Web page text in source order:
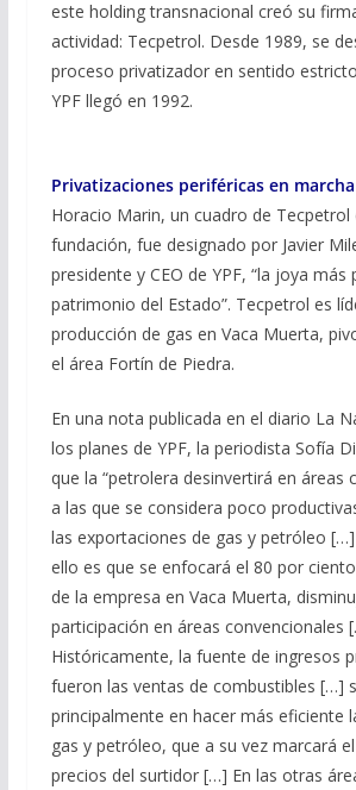
este holding transnacional creó su
actividad: Tecpetrol. Desde 1989, se
proceso privatizador en sentido
YPF llegó en 1992.
Privatizaciones periféricas en marcha
Horacio Marin, un cuadro de Tecpetrol
fundación, fue designado por Javier
presidente y CEO de YPF, “la joya más
patrimonio del Estado”. Tecpetrol es
producción de gas en Vaca Muerta,
el área Fortín de Piedra.
En una nota publicada en el diario La
los planes de YPF, la periodista Sofía
que la “petrolera desinvertirá en áreas
a las que se considera poco
las exportaciones de gas y petróleo
ello es que se enfocará el 80 por
de la empresa en Vaca Muerta,
participación en áreas convencionales
Históricamente, la fuente de ingresos
fueron las ventas de combustibles […]
principalmente en hacer más eficiente
gas y petróleo, que a su vez marcará
precios del surtidor […] En las otras